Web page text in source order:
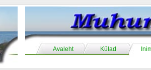
Avaleht Külad